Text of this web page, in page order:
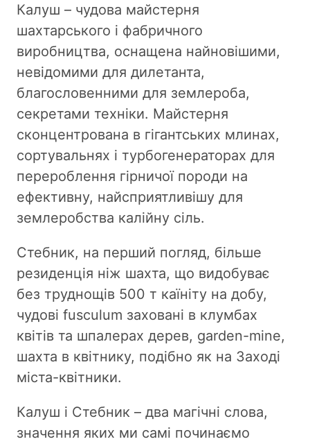
Калуш – чудова майстерня
шахтарського і фабричного
виробництва, оснащена найновішими,
невідомими для дилетанта,
благословенними для землероба,
секретами техніки. Майстерня
сконцентрована в гігантських млинах,
сортувальнях і турбогенераторах для
перероблення гірничої породи на
ефективну, найсприятливішу для
землеробства калійну сіль.
Стебник, на перший погляд, більше
резиденція ніж шахта, що видобуває
без труднощів 500 т каїніту на добу,
чудові fusculum заховані в клумбах
квітів та шпалерах дерев, garden-mine,
шахта в квітнику, подібно як на Заході
міста-квітники.
Калуш і Стебник – два магічні слова,
значення яких ми самі починаємо